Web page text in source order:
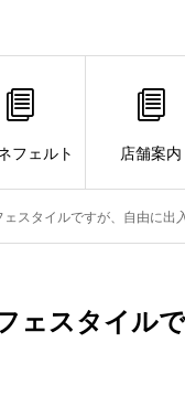
フェルト 店舗案内
スタイルですが、自由に出
ェスタイル